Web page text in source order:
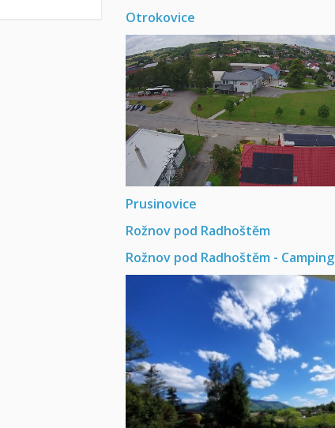
Otrokovice
Prusinovice
Rožnov pod Radhoštěm
Rožnov pod Radhoštěm - Camping